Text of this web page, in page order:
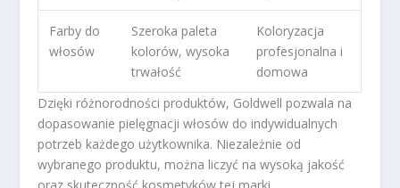
Farby do
włosów
Szeroka paleta
kolorów, wysoka
trwałość
Koloryzacja
profesjonalna i
domowa
Dzięki różnorodności produktów, Goldwell pozwala na
dopasowanie pielęgnacji włosów do indywidualnych
potrzeb każdego użytkownika. Niezależnie od
wybranego produktu, można liczyć na wysoką jakość